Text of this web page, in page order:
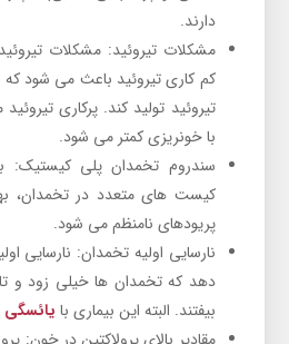
دارند.
مشکلات تیروئید: مشکلات تیروئید
کم کاری تیروئید باعث می شود
تیروئید تولید کند. پرکاری
با خونریزی کمتر می شود.
سندروم تخمدان پلی کیستیک:
کیست های متعدد در تخمدان،
پریودهای نامنظم می شود.
نارسایی اولیه تخمدان: نارسایی
بیفتند. البته این بیماری با